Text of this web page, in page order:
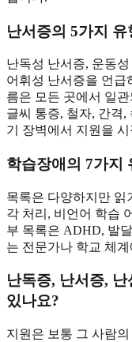
난서증의 5가지
난독성 난서증, 운동
어휘성 난서증을 언급
름은 모든 곳에서 일
글씨 통증, 철자, 간격,
기 장벽에서 지원을
학습장애의 7가지
목록은 다양하지만 읽
각 처리, 비언어 학습
부 목록은 ADHD, 발
는 전문가나 학교 체
난독증, 난서증,
있나요?
지원은 보통 그 사람